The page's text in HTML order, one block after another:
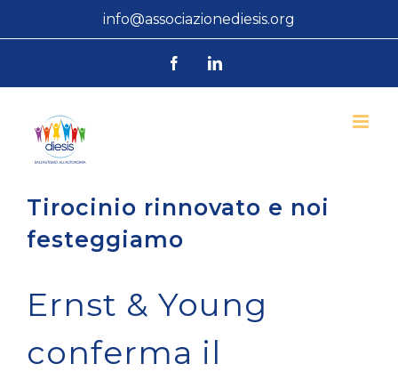
info@associazionediesis.org
FacebookLinkedIn
Tirocinio rinnovato e noi
festeggiamo
Ernst & Young
conferma il